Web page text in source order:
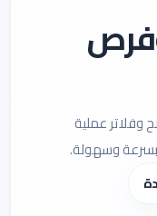
وفلاتر عملية
وسهولة.